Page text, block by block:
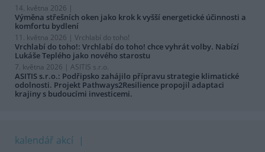
14. května 2026 |
Výměna střešních oken jako krok k vyšší energetické účinnosti a
komfortu bydlení
11. května 2026 | Vrchlabí do toho!
Vrchlabí do toho!: Vrchlabí do toho! chce vyhrát volby. Nabízí
Lukáše Teplého jako nového starostu
7. května 2026 | ASITIS s.r.o.
ASITIS s.r.o.: Podřipsko zahájilo přípravu strategie klimatické
odolnosti. Projekt Pathways2Resilience propojil adaptaci
krajiny s budoucími investicemi.
kalendář akcí